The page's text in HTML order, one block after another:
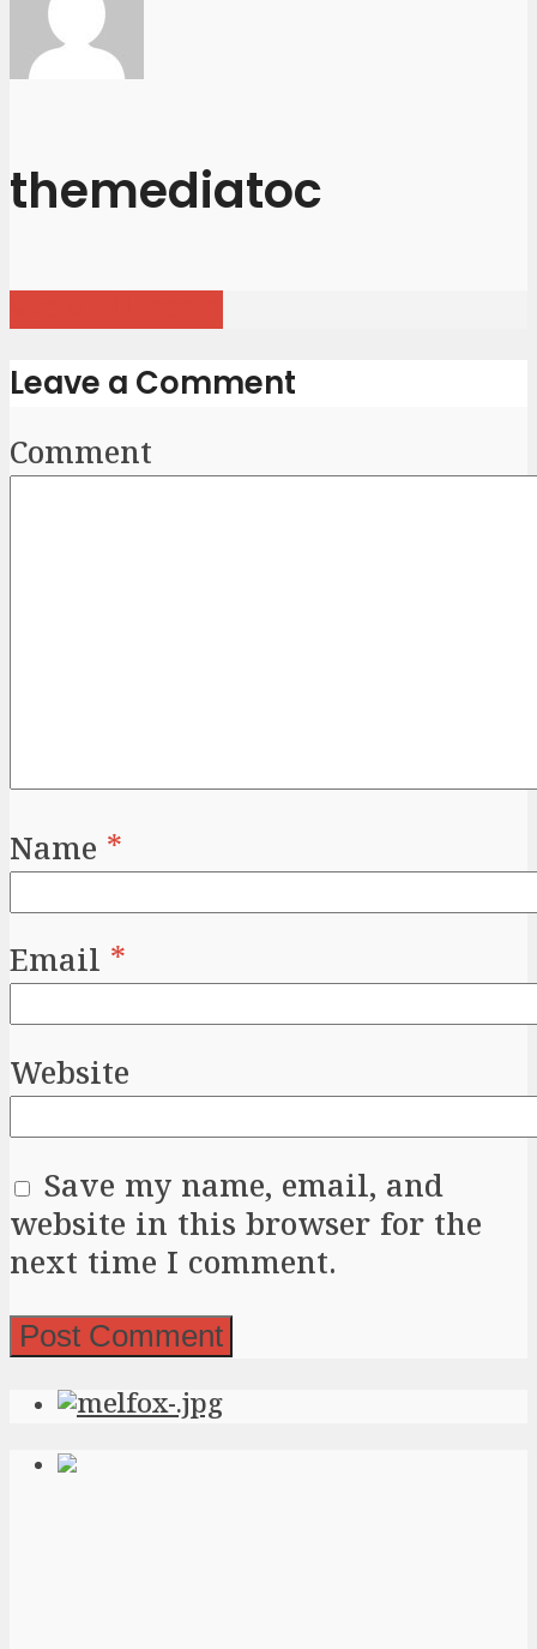
themediatoc
Leave a Comment
Comment
Name *
Email *
Website
Save my name, email, and
website in this browser for the
next time I comment.